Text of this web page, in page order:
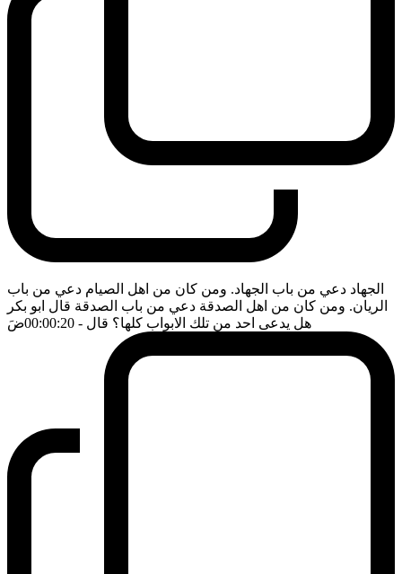
الجهاد دعي من باب الجهاد. ومن كان من اهل الصيام دعي من باب
الريان. ومن كان من اهل الصدقة دعي من باب الصدقة قال ابو بكر
هل يدعى احد من تلك الابواب كلها؟ قال - 00:00:20 ضَ